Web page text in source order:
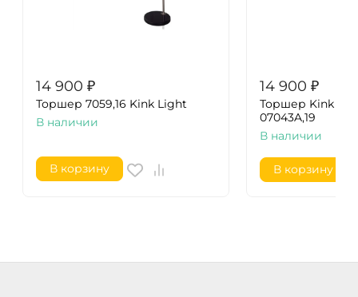
14 900 ₽
Торшер 7059,16 Kink Light
В наличии
В корзину
14 900 ₽
Торшер Kink
07043A,19
В наличии
В корзину